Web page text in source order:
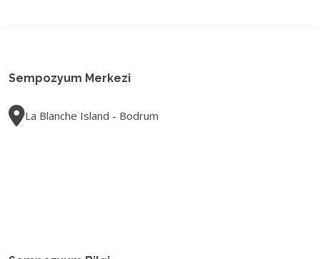
Sempozyum Merkezi
La Blanche Island - Bodrum